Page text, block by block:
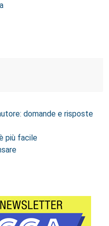
domande e risposte
più facile